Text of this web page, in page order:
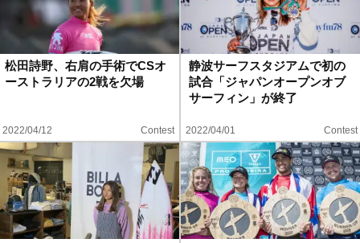
松田詩野、右肩の手術でCSオ
ーストラリアの2戦を欠場
2022/04/12 Contest
静波サーフスタジアムで初の
試合「ジャパンオープンオブ
サーフィン」が終了
2022/04/01 Contest
FOLLOW US ON